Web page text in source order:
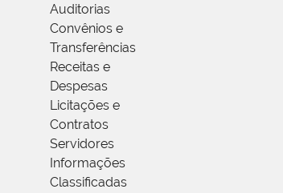
Auditorias
Convênios e
Transferências
Receitas e
Despesas
Licitações e
Contratos
Servidores
Informações
Classificadas